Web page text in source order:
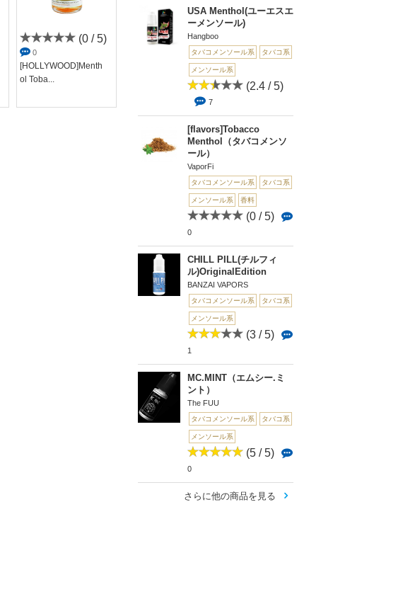
USA Menthol(ユーエスエ
ーメンソール)
Hangboo
タバコメンソール系 タバコ系
メンソール系
(2.4 / 5)
7
[flavors]Tobacco
Menthol（タバコメンソ
ール）
VaporFi
タバコメンソール系 タバコ系
メンソール系 香料
(0 / 5)
0
CHILL PILL(チルフィ
ル)OriginalEdition
BANZAI VAPORS
タバコメンソール系 タバコ系
メンソール系
(3 / 5)
1
MC.MINT（エムシー.ミ
ント）
The FUU
タバコメンソール系 タバコ系
メンソール系
(5 / 5)
0
さらに他の商品を見る
(0 / 5)
0
[HOLLYWOOD]Menth
ol Toba...
(0 / 5)
[Diversity]MENTHOL
0
[BL★ST]EXTREME T
OBACCO ...